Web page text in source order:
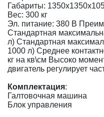
Габариты:
Вес: 300 кг
Эл. питание: 380 В
Стандартная
л) Стандартная
1000 л) Среднее
кг на кв\см Высоко
двигатель регулирует
Комплектация:
Галтовочная машина
Блок управления